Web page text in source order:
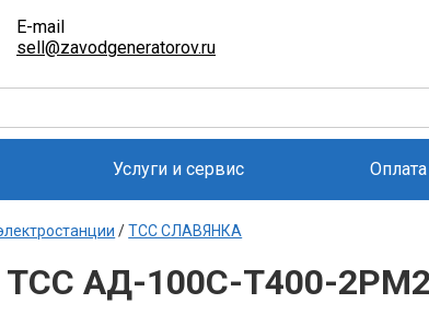
E-mail
sell@zavodgeneratorov.ru
Услуги и сервис Оплата
/ТСС СЛАВЯНКА
ТСС АД-100С-Т400-